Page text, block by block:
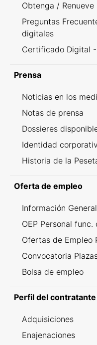
Obtenga /
Preguntas
digitales
Certificado Digital
Prensa
Noticias en los
Notas de prensa
Dossieres
Identidad
Historia de la
Oferta de empleo
Información General
OEP Personal
Ofertas de Empleo
Convocatoria
Bolsa de empleo
Perfil del contratante
Adquisiciones
Enajenaciones